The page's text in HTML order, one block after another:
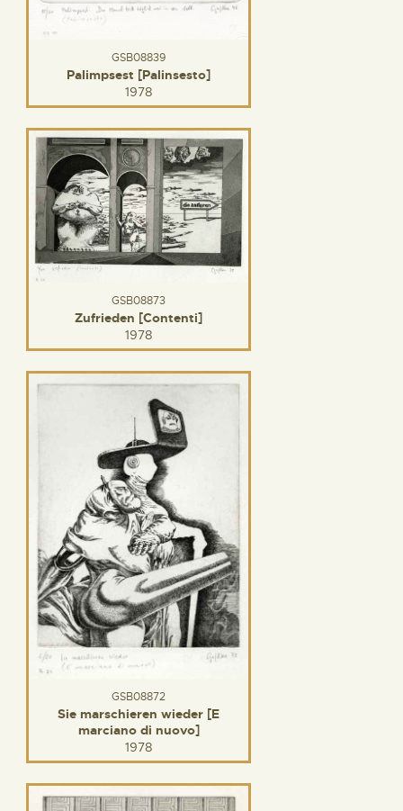
GSB08839
Palimpsest [Palinsesto]
1978
GSB08873
Zufrieden [Contenti]
1978
GSB08872
Sie marschieren wieder [E
marciano di nuovo]
1978